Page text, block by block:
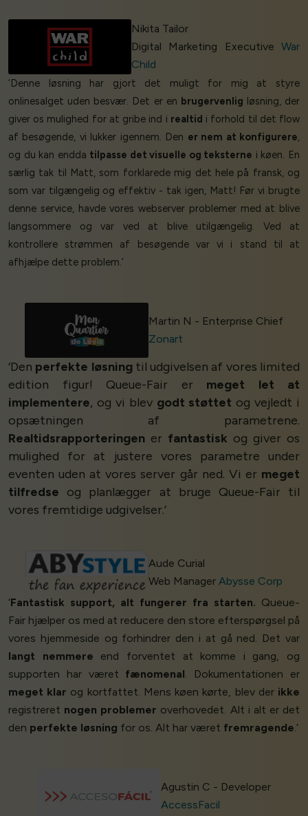
Nikita Tailor
Digital Marketing Executive War
Child
‘Denne løsning har gjort det muligt for mig at styre
onlinesalget uden besvær. Det er en brugervenlig løsning, der
giver os mulighed for at gribe ind i realtid i forhold til det flow
af besøgende, vi lukker igennem. Den er nem at konfigurere,
og du kan endda tilpasse det visuelle og teksterne i køen. En
særlig tak til Matt, som forklarede mig det hele på fransk, og
som var tilgængelig og effektiv - tak igen, Matt! Før vi brugte
denne service, havde vores webserver problemer med at blive
langsommere og var ved at blive utilgængelig. Ved at
kontrollere strømmen af besøgende var vi i stand til at
afhjælpe dette problem.’
Martin N - Enterprise Chief
Zonart
‘Den perfekte løsningtil udgivelsen af vores limited
edition figur! Queue-Fair er meget let at
implementere, og vi blev godt støttet og vejledt i
opsætningen af parametrene.
Realtidsrapporteringen er fantastisk og giver os
mulighed for at justere vores parametre under
eventen uden at vores server går ned. Vi er meget
tilfredse og planlægger at bruge Queue-Fair til
vores fremtidige udgivelser.’
Aude Curial
Web Manager Abysse Corp
‘Fantastisk support, alt fungerer fra starten. Queue-
Fair hjælper os med at reducere den store efterspørgsel på
vores hjemmeside og forhindrer den i at gå ned. Det var
langt nemmere end forventet at komme i gang, og
supporten har været fænomenal. Dokumentationen er
meget klar og kortfattet. Mens køen kørte, blev der ikke
registreret nogen problemer overhovedet. Alt i alt er det
den perfekte løsning for os. Alt har været fremragende.’
Agustin C - Developer
AccessFacil